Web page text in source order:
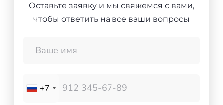
Оставьте заявку и мы свяжемся с вами,
чтобы ответить на все ваши вопросы
+7
Америка
США